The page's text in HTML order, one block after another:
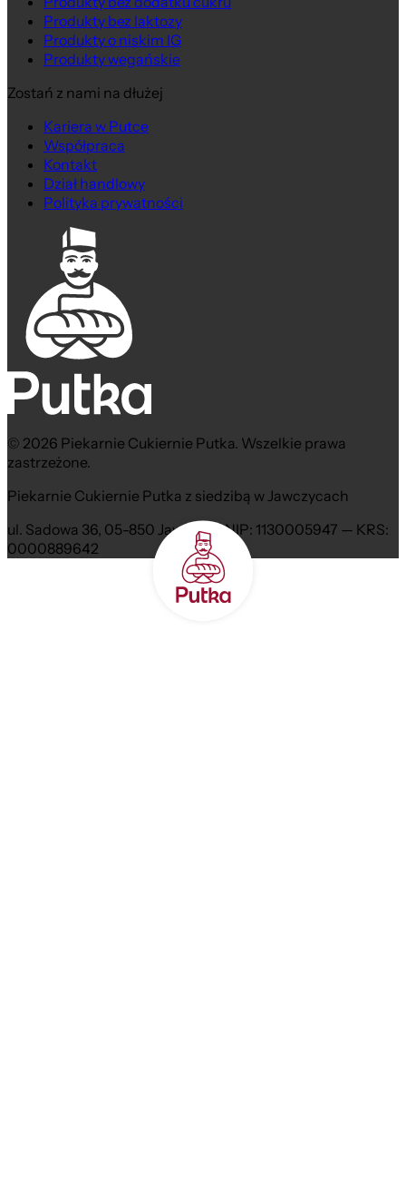
Produkty bez laktozy
Produkty o niskim IG
Produkty wegańskie
Zostań z nami na dłużej
Kariera w Putce
Współpraca
Kontakt
Dział handlowy
Polityka prywatności
© 2026 Piekarnie Cukiernie Putka. Wszelkie prawa
zastrzeżone.
Piekarnie Cukiernie Putka z siedzibą w Jawczycach
ul. Sadowa 36, 05-850 Jawczyce NIP: 1130005947 — KRS:
0000889642